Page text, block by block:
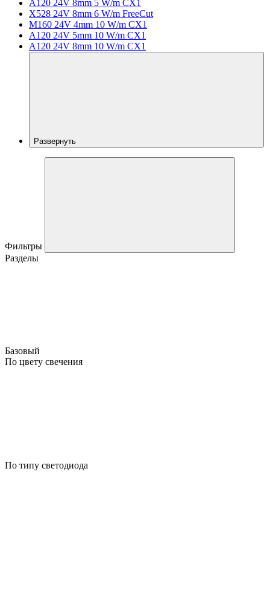
A120 24V 8mm 5 W/m CX1
X528 24V 8mm 6 W/m FreeCut
M160 24V 4mm 10 W/m CX1
A120 24V 5mm 10 W/m CX1
A120 24V 8mm 10 W/m CX1
Развернуть
Фильтры
Разделы
Базовый
По цвету свечения
По типу светодиода